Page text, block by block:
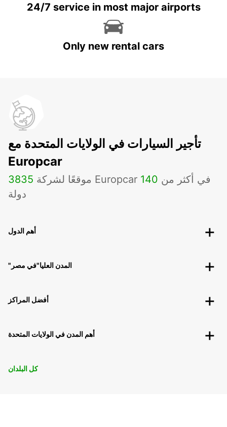
24/7 service in most major airports
Only new rental cars
تأجير السيارات في الولايات المتحدة مع
Europcar
3835 موقعًا لشركة Europcar في أكثر من 140
دولة
أهم الدول
"المدن العليا"في مصر
أفضل المراكز
أهم المدن في الولايات المتحدة
كل البلدان